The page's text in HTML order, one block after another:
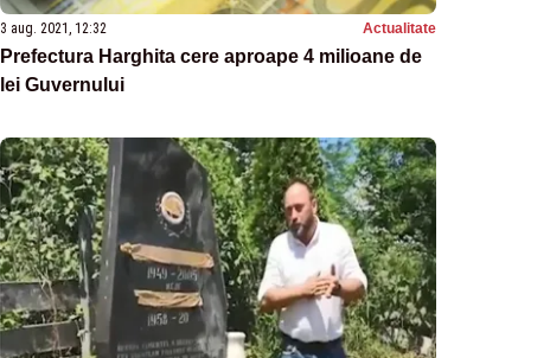
3 aug. 2021, 12:32 Actualitate
Prefectura Harghita cere aproape 4 milioane de
lei Guvernului